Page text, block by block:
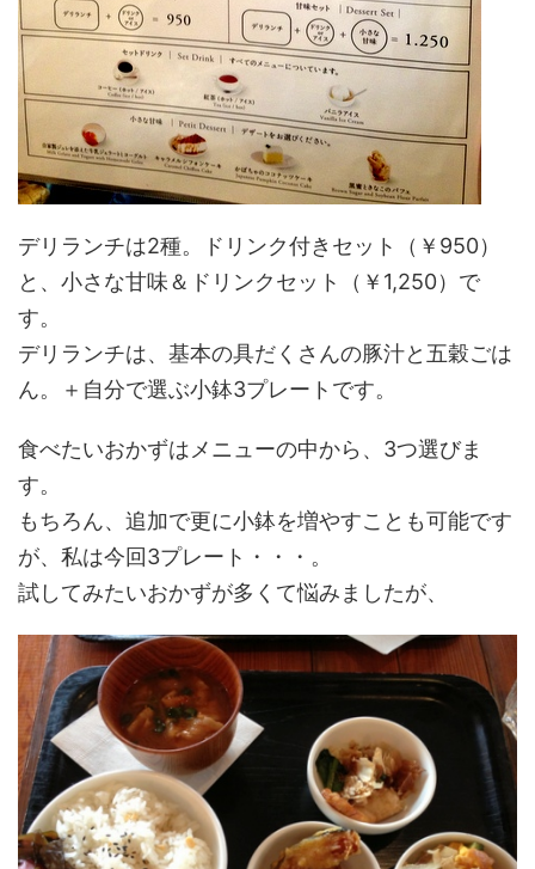
デリランチは2種。ドリンク付きセット（￥950）
と、小さな甘味＆ドリンクセット（￥1,250）で
す。
デリランチは、基本の具だくさんの豚汁と五穀ごは
ん。＋自分で選ぶ小鉢3プレートです。
食べたいおかずはメニューの中から、3つ選びま
す。
もちろん、追加で更に小鉢を増やすことも可能です
が、私は今回3プレート・・・。
試してみたいおかずが多くて悩みましたが、